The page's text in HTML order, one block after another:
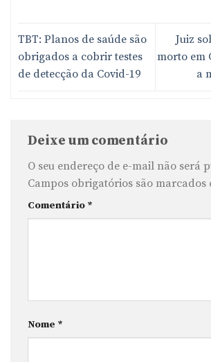
TBT: Planos de saúde são
obrigados a cobrir testes
de detecção da Covid-19
Juiz
morto em
a
Deixe um comentário
O seu endereço de e-mail não será
Campos obrigatórios são marcados
Comentário *
Nome *